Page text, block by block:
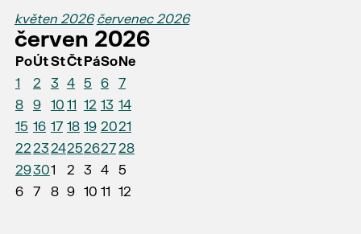
květen 2026 červenec 2026
červen 2026
PoÚtStČtPáSoNe
1
2 3 4 5 6
7
8
9 10 11 12 13 14
15 16 17 18 19 2021
22232425262728
29301 2 3 4
5
6
7 8 9 10 11 12